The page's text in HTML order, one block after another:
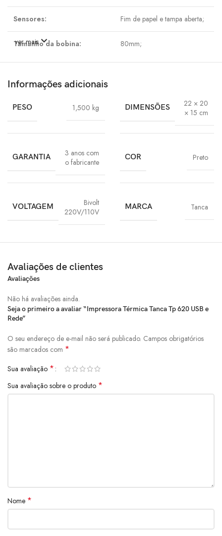
Sensores: Fim de papel e tampa aberta;
Tamanho da bobina: 80mm;
Gramatura Papel térmico
suportado:
Guilhotina e Serrilha;
Vida útil da cabeça de
impressão:
150 km;
Entrada: AC 110 ~ 240V 50/60Hz;
Saída: DC 24V ? 2.5A;
Suporte para plataformas:
Peso:
ver mais
Informações adicionais
PESO 1,500 kg DIMENSÕES
22 × 20
× 15 cm
GARANTIA
3 anos com
o fabricante
COR Preto
VOLTAGEM
Bivolt
220V/110V
MARCA Tanca
Avaliações de clientes
Avaliações
Não há avaliações ainda.
Seja o primeiro a avaliar “Impressora Térmica Tanca Tp 620 USB e
Rede”
O seu endereço de e-mail não será publicado. Campos obrigatórios
são marcados com *
Sua avaliação *
Sua avaliação sobre o produto *
Nome *